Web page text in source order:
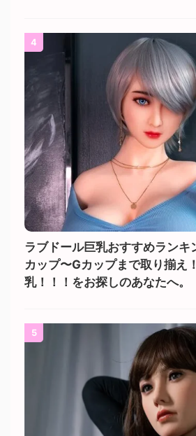
4
ラブドール巨乳おすすめラン
カップ〜Gカップまで取り揃え
乳！！！をお探しのあなたへ。
5